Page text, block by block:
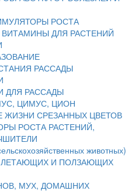
РОСТА
ДЛЯ РАСТЕНИЙ
РАССАДЫ
ДЛЯ РАССАДЫ
ЦИМУС, ЦИОН
ЖИЗНИ СРЕЗАННЫХ ЦВЕТОВ
РОСТА РАСТЕНИЙ,
животных)
ЛЕТАЮЩИХ И ПОЛЗАЮЩИХ
МУХ, ДОМАШНИХ